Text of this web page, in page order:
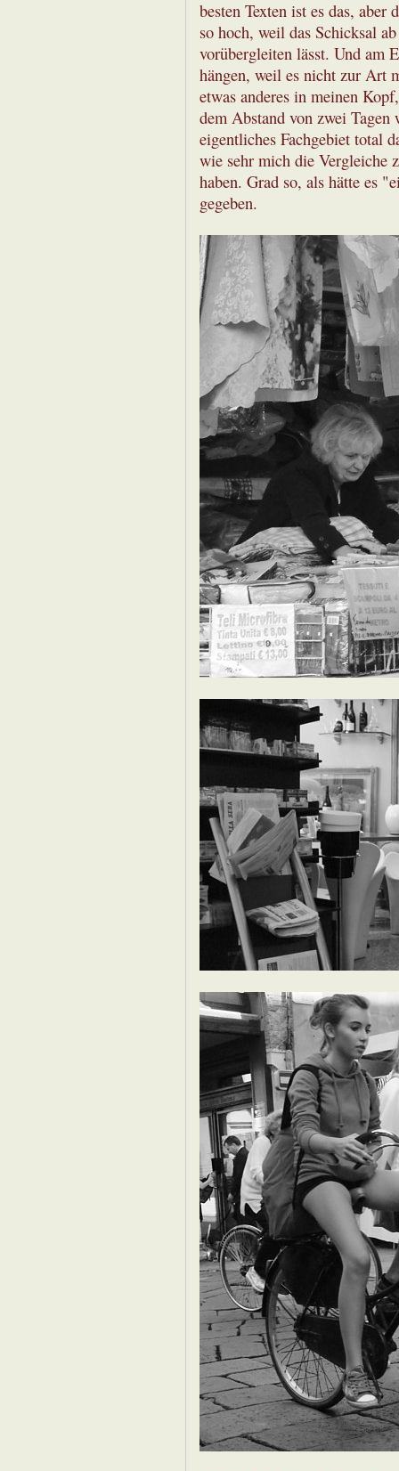
besten Texten ist es das,
so hoch, weil das Schicksal
vorübergleiten lässt. Und am
hängen, weil es nicht zur Art
etwas anderes in meinen
dem Abstand von zwei Tagen
eigentliches Fachgebiet total
wie sehr mich die Vergleiche
haben. Grad so, als hätte es
gegeben.